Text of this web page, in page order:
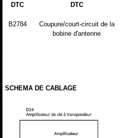
DTC
DTC
B2784
Coupure/court-circuit de la
bobine d'antenne
SCHEMA DE CABLAGE